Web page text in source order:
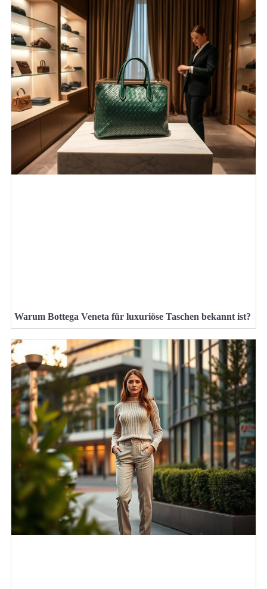
Warum Bottega Veneta für luxuriöse Taschen bekannt ist?